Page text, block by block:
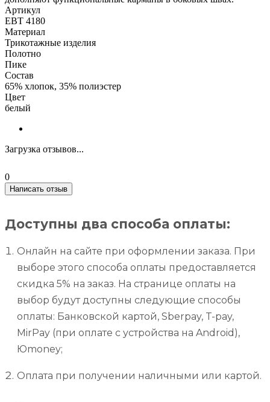
Артикул
ЕВТ 4180
Материал
Трикотажные изделия
Полотно
Пике
Состав
65% хлопок, 35% полиэстер
Цвет
белый
Загрузка отзывов...
0
Написать отзыв
Доступны два способа оплаты:
Онлайн на сайте при оформлении заказа. При
выборе этого способа оплаты предоставляется
скидка 5% на заказ. На странице оплаты на
выбор будут доступны следующие способы
оплаты: Банковской картой, Sberpay, T-pay,
MirPay (при оплате с устройства на Android),
Юmoney;
Оплата при получении наличными или картой.